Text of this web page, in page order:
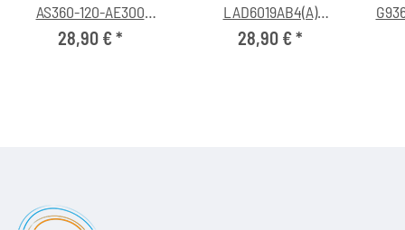
AS360-120-AE300
(12V/4.0A, 5.5/2.1mm,
28,90 €*
LAD6019AB4(A)
(12V/4.0A, 5.5/2.1mm,
28,90 €*